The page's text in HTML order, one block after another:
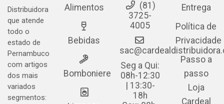
Distribuidora
que atende
todo o
estado de
Pernambuco
com artigos
dos mais
variados
segmentos:
Alimentos
Bebidas
Bomboniere
(81)
3725-
4005
Seg a Qui:
08h-12:30
| 13:30-
18h
Entrega
Política de
Privacidade
Passo a
passo
Loja
Cardeal